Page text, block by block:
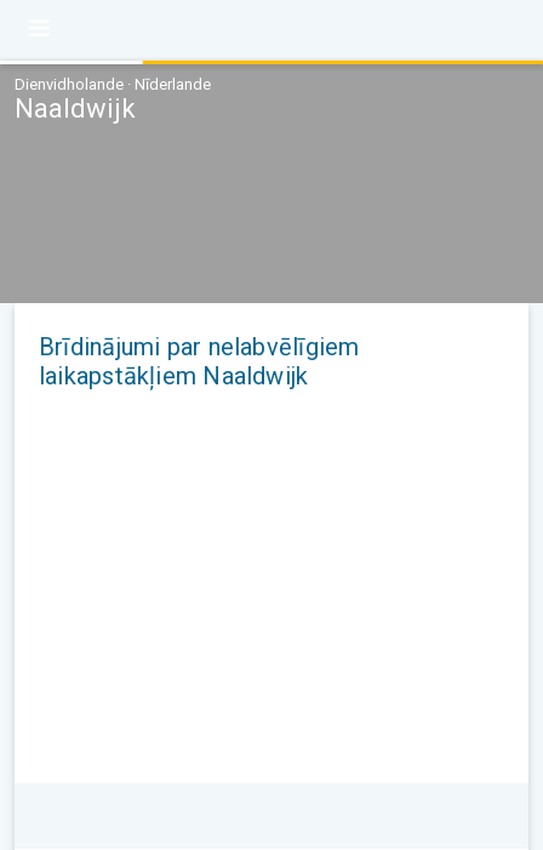
Dienvidholande · Nīderlande
Naaldwijk
Brīdinājumi par nelabvēlīgiem
laikapstākļiem Naaldwijk